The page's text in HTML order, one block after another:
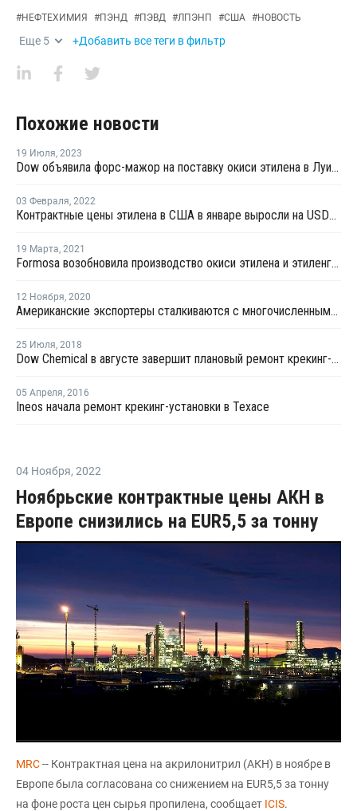
#НЕФТЕХИМИЯ #ПЭНД #ПЭВД #ЛПЭНП #США #НОВОСТЬ
Еще 5 +Добавить все теги в фильтр
Похожие новости
19 Июля, 2023
Dow объявила форс-мажор на поставку окиси этилена в Луизиане
03 Февраля, 2022
Контрактные цены этилена в США в январе выросли на USD115,5 за тонну
19 Марта, 2021
Formosa возобновила производство окиси этилена и этиленгликоля в Пойнт-Комфорт
12 Ноября, 2020
Американские экспортеры сталкиваются с многочисленными антидемпинговыми расследованиями
25 Июля, 2018
Dow Chemical в августе завершит плановый ремонт крекинг-установки в Баия-Бланка
05 Апреля, 2016
Ineos начала ремонт крекинг-установки в Техасе
04 Ноября, 2022
Ноябрьские контрактные цены АКН в
Европе снизились на EUR5,5 за тонну
MRC-- Контрактная цена на акрилонитрил (AКН) в ноябре в
Европе была согласована со снижением на EUR5,5 за тонну
на фоне роста цен сырья пропилена, сообщает ICIS.